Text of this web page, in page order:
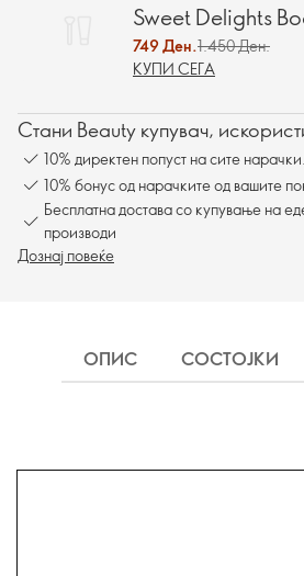
Sweet Delights
749 Ден.1.450 Ден.
КУПИ СЕГА
Стани Beauty купувач,
10% директен попуст на сите нарачки.
10% бонус од нарачките од вашите
Бесплатна достава со купување на
производи
Дознај повеќе
ОПИС СОСТОЈКИ